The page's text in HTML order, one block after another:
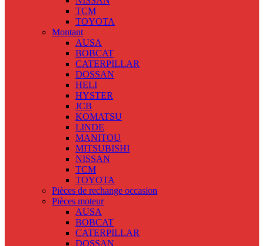
TCM
TOYOTA
Montant
AUSA
BOBCAT
CATERPILLAR
DOSSAN
HELI
HYSTER
JCB
KOMATSU
LINDE
MANITOU
MITSUBISHI
NISSAN
TCM
TOYOTA
Pièces de rechange occasion
Pièces moteur
AUSA
BOBCAT
CATERPILLAR
DOSSAN